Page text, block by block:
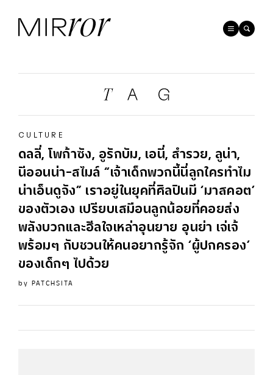
CULTURE
ดลลี่, โพก้าซัง, อูรักบัม, เอนี่, สำรวย, ลูน่า,
นีออนน่า-สไมล์ “เจ้าเด็กพวกนี้นี่ลูกใครทำไม
น่าเอ็นดูจัง” เราอยู่ในยุคที่ศิลปินมี ‘มาสคอต’
ของตัวเอง เปรียบเสมือนลูกน้อยที่คอยส่ง
พลังบวกและฮีลใจเหล่าอุนยาย อุนย่า เจ่เจ้
พร้อมๆ กับชวนให้คนอยากรู้จัก ‘ผู้ปกครอง’
ของเด็กๆ ไปด้วย
by PATCHSITA